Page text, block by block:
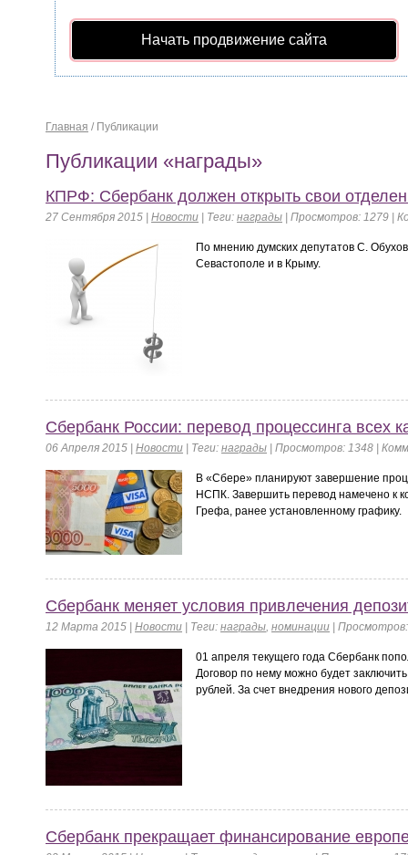
Начать продвижение сайта
Главная / Публикации
Публикации «награды»
КПРФ: Сбербанк должен открыть свои
27 Сентября 2015 | Новости Теги: награды | Просмотров: 1279 |
По мнению думских депутатов С.
Севастополе и в Крыму.
Сбербанк России: перевод процессинга всех
06 Апреля 2015 | Новости Теги: награды | Просмотров: 1348 |
В «Сбере» планируют завершение
НСПК. Завершить перевод намечено к
Грефа, ранее установленному графику.
Сбербанк меняет условия привлечения
12 Марта 2015 | Новости Теги: награды, номинации |
01 апреля текущего года Сбербанк
Договор по нему можно будет
рублей. За счет внедрения нового
Сбербанк прекращает финансирование